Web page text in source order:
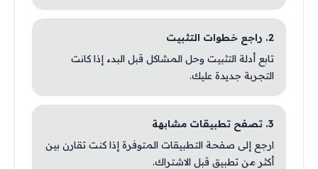
2. راجع خطوات التثبيت
تابع أدلة التثبيت وحل المشاكل قبل البدء إذا كانت
التجربة جديدة عليك.
3. تصفح تطبيقات مشابهة
ارجع إلى صفحة التطبيقات المتوفرة إذا كنت تقارن بين
أكثر من تطبيق قبل الاشتراك.